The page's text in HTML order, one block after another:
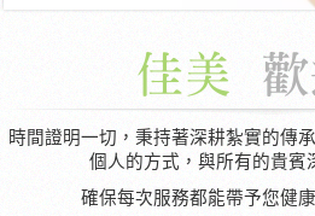
時間證明一切，秉持著深耕紮實的傳
個人的方式，與所有的貴賓
確保每次服務都能帶予您健